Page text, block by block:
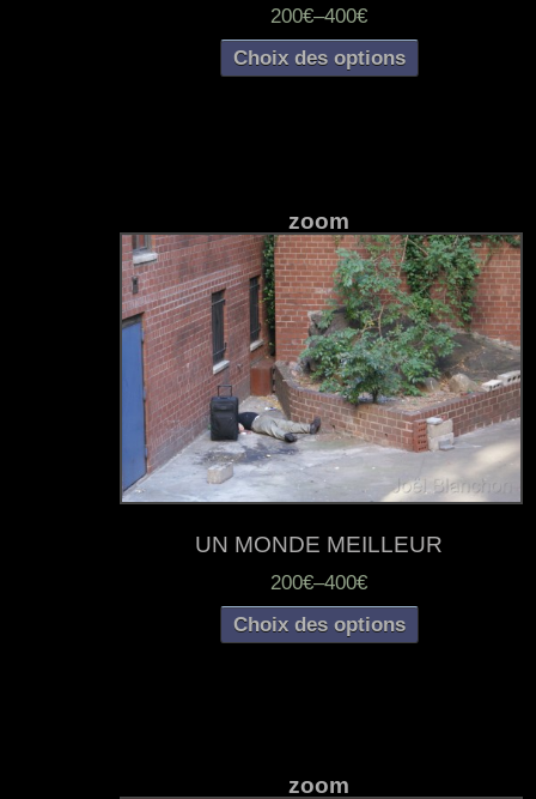
200€–400€
Choix des options
zoom
UN MONDE MEILLEUR
200€–400€
Choix des options
zoom